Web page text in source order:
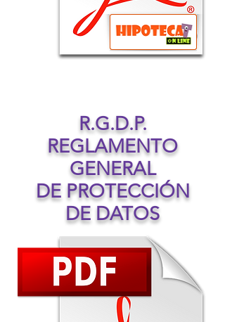
R.G.D.P.
REGLAMENTO
GENERAL
DE PROTECCIÓN
DE DATOS